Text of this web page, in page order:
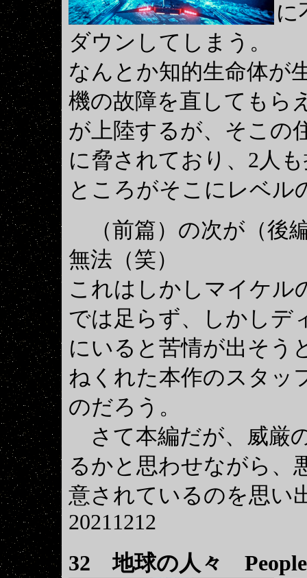
に
ダウンしてしまう。
なんとか知的生命体が
機の故障を直してもら
が上陸するが、そこの
に脅されており、2人
ところがそこにレベル
（前篇）の次が（後
無法（笑）
これはしかしマイケル
では足らず、しかしデ
にいると苦情が出そう
ねくれた本作のスタッ
のだろう。
さて本編だが、威厳
るかと思わせながら、
意されているのを思い
20211212
32地球の人々